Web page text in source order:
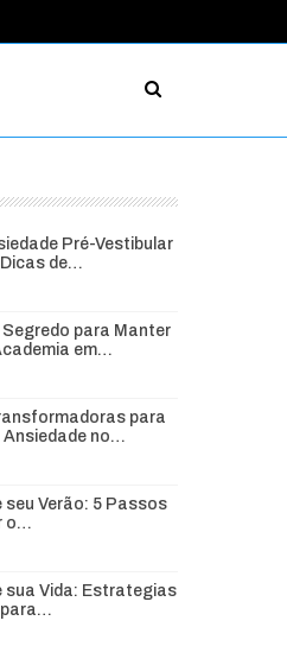
Pré-Vestibular
de…
Segredo para Manter
em…
para
no…
Verão: 5 Passos
o…
sua Vida: Estrategias
para…